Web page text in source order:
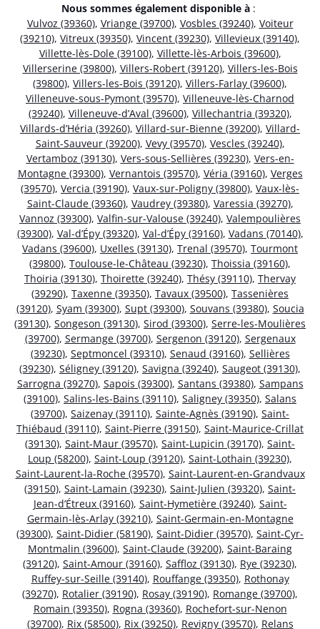
Nous sommes également disponible à :
Vulvoz (39360), Vriange (39700), Vosbles (39240), Voiteur
(39210), Vitreux (39350), Vincent (39230), Villevieux (39140),
Villette-lès-Dole (39100), Villette-lès-Arbois (39600),
Villerserine (39800), Villers-Robert (39120), Villers-les-Bois
(39800), Villers-les-Bois (39120), Villers-Farlay (39600),
Villeneuve-sous-Pymont (39570), Villeneuve-lès-Charnod
(39240), Villeneuve-d’Aval (39600), Villechantria (39320),
Villards-d’Héria (39260), Villard-sur-Bienne (39200), Villard-
Saint-Sauveur (39200), Vevy (39570), Vescles (39240),
Vertamboz (39130), Vers-sous-Sellières (39230), Vers-en-
Montagne (39300), Vernantois (39570), Véria (39160), Verges
(39570), Vercia (39190), Vaux-sur-Poligny (39800), Vaux-lès-
Saint-Claude (39360), Vaudrey (39380), Varessia (39270),
Vannoz (39300), Valfin-sur-Valouse (39240), Valempoulières
(39300), Val-d’Épy (39320), Val-d’Épy (39160), Vadans (70140),
Vadans (39600), Uxelles (39130), Trenal (39570), Tourmont
(39800), Toulouse-le-Château (39230), Thoissia (39160),
Thoiria (39130), Thoirette (39240), Thésy (39110), Thervay
(39290), Taxenne (39350), Tavaux (39500), Tassenières
(39120), Syam (39300), Supt (39300), Souvans (39380), Soucia
(39130), Songeson (39130), Sirod (39300), Serre-les-Moulières
(39700), Sermange (39700), Sergenon (39120), Sergenaux
(39230), Septmoncel (39310), Senaud (39160), Sellières
(39230), Séligney (39120), Savigna (39240), Saugeot (39130),
Sarrogna (39270), Sapois (39300), Santans (39380), Sampans
(39100), Salins-les-Bains (39110), Saligney (39350), Salans
(39700), Saizenay (39110), Sainte-Agnès (39190), Saint-
Thiébaud (39110), Saint-Pierre (39150), Saint-Maurice-Crillat
(39130), Saint-Maur (39570), Saint-Lupicin (39170), Saint-
Loup (58200), Saint-Loup (39120), Saint-Lothain (39230),
Saint-Laurent-la-Roche (39570), Saint-Laurent-en-Grandvaux
(39150), Saint-Lamain (39230), Saint-Julien (39320), Saint-
Jean-d’Étreux (39160), Saint-Hymetière (39240), Saint-
Germain-lès-Arlay (39210), Saint-Germain-en-Montagne
(39300), Saint-Didier (58190), Saint-Didier (39570), Saint-Cyr-
Montmalin (39600), Saint-Claude (39200), Saint-Baraing
(39120), Saint-Amour (39160), Saffloz (39130), Rye (39230),
Ruffey-sur-Seille (39140), Rouffange (39350), Rothonay
(39270), Rotalier (39190), Rosay (39190), Romange (39700),
Romain (39350), Rogna (39360), Rochefort-sur-Nenon
(39700), Rix (58500), Rix (39250), Revigny (39570), Relans